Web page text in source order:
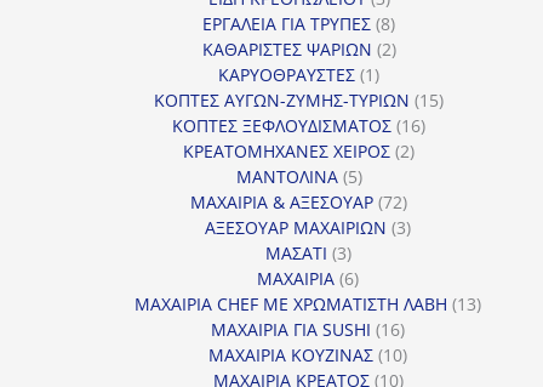
προϊόντα
ΕΡΓΑΛΕΙΑ ΓΙΑ ΤΡΥΠΕΣ 88
προϊόντα
ΚΑΘΑΡΙΣΤΕΣ ΨΑΡΙΩΝ 22
ΚΑΡΥΟΘΡΑΥΣΤΕΣ 11
προϊόν
ΚΟΠΤΕΣ ΑΥΓΩΝ-ΖΥΜΗΣ-ΤΥΡΙΩΝ 1515
ΚΟΠΤΕΣ ΞΕΦΛΟΥΔΙΣΜΑΤΟΣ 1616
ΚΡΕΑΤΟΜΗΧΑΝΕΣ ΧΕΙΡΟΣ 22
ΜΑΝΤΟΛΙΝΑ 55
προϊόντα
ΜΑΧΑΙΡΙΑ & ΑΞΕΣΟΥΑΡ 7272
προϊόντα
ΑΞΕΣΟΥΑΡ ΜΑΧΑΙΡΙΩΝ 33
ΜΑΣΑΤΙ 33
προϊόντα
ΜΑΧΑΙΡΙΑ 66
προϊόντα
ΜΑΧΑΙΡΙΑ CHEF ΜΕ ΧΡΩΜΑΤΙΣΤΗ ΛΑΒΗ 1313
ΜΑΧΑΙΡΙΑ ΓΙΑ SUSHI 1616
προϊόντα
ΜΑΧΑΙΡΙΑ ΚΟΥΖΙΝΑΣ 1010
προϊόντα
ΜΑΧΑΙΡΙΑ ΚΡΕΑΤΟΣ 1010